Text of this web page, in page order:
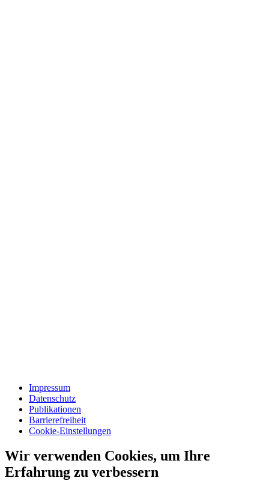
Impressum
Datenschutz
Publikationen
Barrierefreiheit
Cookie-Einstellungen
Wir verwenden Cookies, um Ihre
Erfahrung zu verbessern